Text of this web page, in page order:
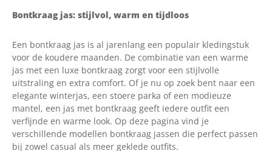
Bontkraag jas: stijlvol, warm en tijdloos
Een bontkraag jas is al jarenlang een populair kledingstuk
voor de koudere maanden. De combinatie van een warme
jas met een luxe bontkraag zorgt voor een stijlvolle
uitstraling en extra comfort. Of je nu op zoek bent naar een
elegante winterjas, een stoere parka of een modieuze
mantel, een jas met bontkraag geeft iedere outfit een
verfijnde en warme look. Op deze pagina vind je
verschillende modellen bontkraag jassen die perfect passen
bij zowel casual als meer geklede outfits.